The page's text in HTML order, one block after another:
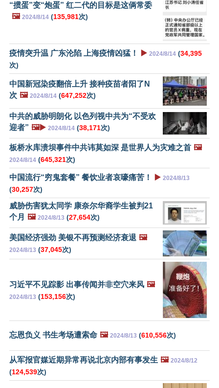
“掼蛋”变“炮蛋” 红二代的目标是这俩常委
🖼️ 2024/8/14 (135,981次)
疫情突升温 广东沦陷 上海疫情凶猛！ ▶️ 2024/8/14 (34,395
次)
中国新冠染疫翻倍上升 接种疫苗者阳了N
次 🖼️ 2024/8/14 (647,252次)
中共的威胁明朗化 以色列视中共为“不受欢
迎者” 🖼️▶️ 2024/8/14 (38,171次)
板桥水库溃坝事件中共讳莫如深 是世界人为灾难之首 🖼️
2024/8/14 (645,321次)
中国流行“穷鬼套餐” 餐饮业者哀嚎痛苦！ ▶️ 2024/8/13
(30,257次)
威胁伤害犹太同学 康奈尔华裔学生被判21
个月 🖼️ 2024/8/13 (27,654次)
美国经济强劲 美银不再预测经济衰退 🖼️
2024/8/13 (37,045次)
习近平不见踪影 出事传闻并非空穴来风 🖼️
2024/8/13 (153,156次)
忘恩负义 书生考场遭索命 🖼️ 2024/8/13 (610,556次)
从军报官媒近期异常再说北京内部有事发生 🖼️ 2024/8/12
(124,539次)